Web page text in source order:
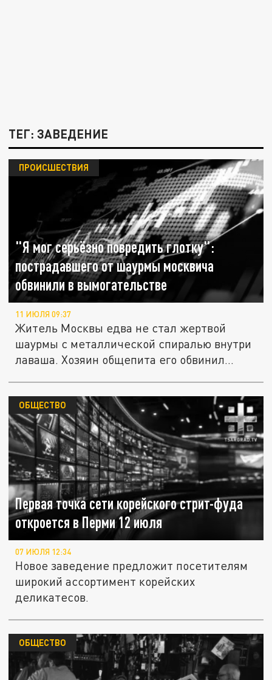
ТЕГ: ЗАВЕДЕНИЕ
"Я мог серьёзно повредить глотку":
пострадавшего от шаурмы москвича
обвинили в вымогательстве
ПРОИСШЕСТВИЯ
11 ИЮЛЯ 09:37
Житель Москвы едва не стал жертвой
шаурмы с металлической спиралью внутри
лаваша. Хозяин общепита его обвинил...
Первая точка сети корейского стрит-фуда
откроется в Перми 12 июля
ОБЩЕСТВО
07 ИЮЛЯ 12:34
Новое заведение предложит посетителям
широкий ассортимент корейских
деликатесов.
ОБЩЕСТВО